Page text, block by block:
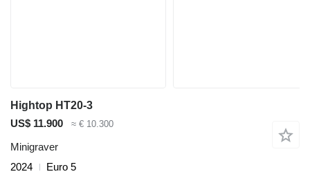
Hightop HT20-3
US$ 11.900
≈ € 10.300
Minigraver
2024
Euro 5